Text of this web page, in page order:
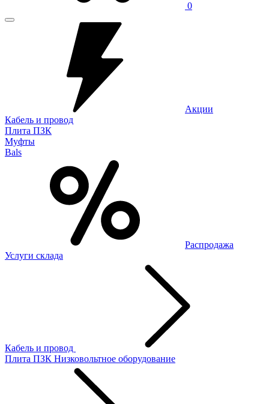
0
Акции
Кабель и провод
Плита ПЗК
Муфты
Bals
Распродажа
Услуги склада
Кабель и провод
Плита ПЗК Низковольтное оборудование